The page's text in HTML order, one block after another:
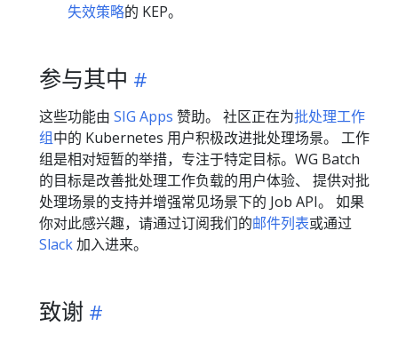
失效策略的 KEP。
参与其中
这些功能由 SIG Apps 赞助。 社区正在为批处理工作
组中的 Kubernetes 用户积极改进批处理场景。 工作
组是相对短暂的举措，专注于特定目标。WG Batch
的目标是改善批处理工作负载的用户体验、 提供对批
处理场景的支持并增强常见场景下的 Job API。 如果
你对此感兴趣，请通过订阅我们的邮件列表或通过
Slack加入进来。
致谢